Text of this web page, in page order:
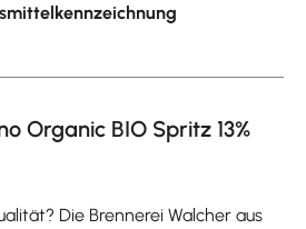
Organic BIO Spritz 13%
Die Brennerei Walcher aus